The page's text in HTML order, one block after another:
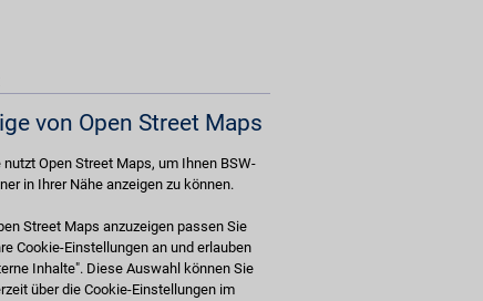
von Open Street Maps
nutzt Open Street Maps, um Ihnen BSW-
in Ihrer Nähe anzeigen zu können.
Street Maps anzuzeigen passen Sie
Cookie-Einstellungen an und erlauben
Inhalte". Diese Auswahl können Sie
über die Cookie-Einstellungen im